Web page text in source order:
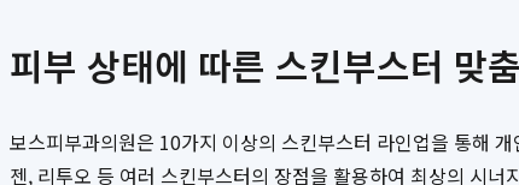
피부 상태에 따른 스킨부스터 맞
보스피부과의원은 10가지 이상의 스킨부스터 라인업을 통해
젠, 리투오 등 여러 스킨부스터의 장점을 활용하여 최상의 시